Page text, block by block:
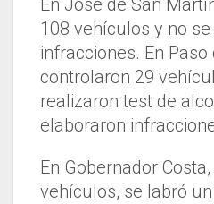
En José de San
108 vehículos y no
infracciones. En Paso
controlaron 29
realizaron test de
elaboraron
En Gobernador
vehículos, se labró